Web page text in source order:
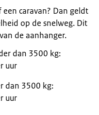
caravan? Dan geldt
op de snelweg. Dit
de aanhanger.
dan 3500 kg:
uur
dan 3500 kg:
uur